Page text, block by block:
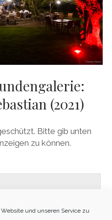
und unseren Service zu
(2021)
Bitte gib unten
zu können.